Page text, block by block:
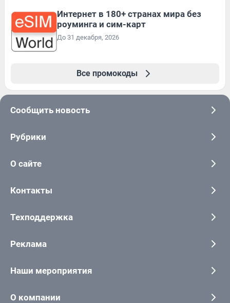
Интернет в 180+ странах мира без
роуминга и сим-карт
До 31 декабря, 2026
Все промокоды
Сообщить новость
Рубрики
О сайте
Контакты
Техподдержка
Реклама
Наши мероприятия
О компании